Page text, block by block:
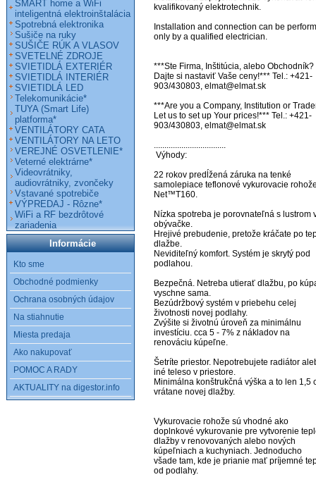
kvalifikovaný elektrotechnik.
Installation and connection can be
only by a qualified electrician.
***Ste Firma, Inštitúcia, alebo Obchodník?
Dajte si nastaviť Vaše ceny!*** Tel.: +421-
903/430803, elmat@elmat.sk
***Are you a Company, Institution or
Let us to set up Your prices!*** Tel.: +421-
903/430803, elmat@elmat.sk
..................................
22 rokov predĺžená záruka na tenké
samolepiace teflonové vykurovacie
Net™T160.
Nízka spotreba je porovnateľná s lustrom
obývačke.
Hrejivé prebudenie, pretože kráčate po
dlažbe.
Neviditeľný komfort. Systém je skrytý pod
podlahou.
Bezpečná. Netreba utierať dlažbu, po
vyschne sama.
Bezúdržbový systém v priebehu celej
životnosti novej podlahy.
Zvýšite si životnú úroveň za minimálnu
investíciu. cca 5 - 7% z nákladov na
renováciu kúpeľne.
Šetríte priestor. Nepotrebujete radiátor
iné teleso v priestore.
Minimálna konštrukčná výška a to len 1,5
vrátane novej dlažby.
Vykurovacie rohože sú vhodné ako
doplnkové vykurovanie pre vytvorenie
dlažby v renovovaných alebo nových
kúpeľniach a kuchyniach. Jednoducho
všade tam, kde je prianie mať príjemné
od podlahy.
SMART home a WiFi
inteligentná elektroinštalácia
Spotrebná elektronika
Sušiče na ruky
SUŠIČE RÚK A VLASOV
SVETELNÉ ZDROJE
SVIETIDLÁ EXTERIÉR
SVIETIDLÁ INTERIÉR
SVIETIDLÁ LED
Telekomunikácie*
TUYA (Smart Life)
platforma*
VENTILÁTORY CATA
VENTILÁTORY NA LETO
VEREJNÉ OSVETLENIE*
Veterné elektrárne*
Videovrátniky,
audiovrátniky, zvončeky
Vstavané spotrebiče
VÝPREDAJ - Rôzne*
WiFi a RF bezdrôtové
zariadenia
Informácie
Kto sme
Obchodné podmienky
Ochrana osobných údajov
Na stiahnutie
Miesta predaja
Ako nakupovať
POMOC A RADY
AKTUALITY na digestor.info